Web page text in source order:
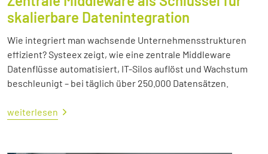
skalierbare Datenintegration
Wie integriert man wachsende Unternehmensstrukturen
effizient? Systeex zeigt, wie eine zentrale Middleware
Datenflüsse automatisiert, IT-Silos auflöst und Wachstum
beschleunigt – bei täglich über 250.000 Datensätzen.
weiterlesen